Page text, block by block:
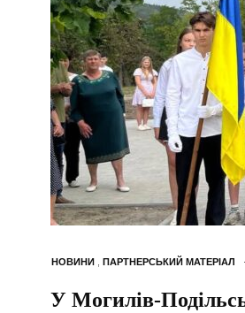
НОВИНИ ПАРТНЕРСЬКИЙ МАТЕРІАЛ
У Могилів-